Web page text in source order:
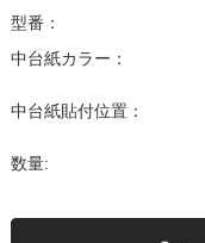
型番：
中台紙カラー：
中台紙貼付位置：
数量: